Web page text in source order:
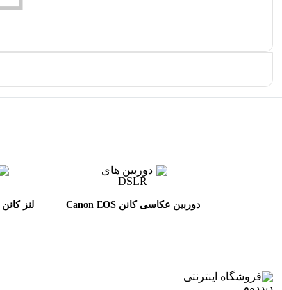
دوربین عکاسی کانن Canon EOS